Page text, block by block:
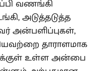
வணங்கி
அடுத்தடுத்த
அன்பளிப்புகள்,
தாராளமாக
உள்ள அன்பை